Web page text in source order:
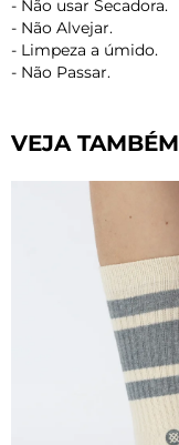
- Não usar Secadora.
- Não Alvejar.
- Limpeza a úmido.
- Não Passar.
VEJA TAMBÉM